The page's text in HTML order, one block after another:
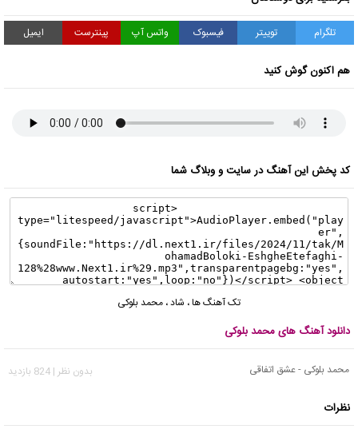
تلگرام توییتر فیسبوک واتس آپ پینترست ایمیل
هم اکنون گوش کنید
کد پخش این آهنگ در سایت و وبلاگ شما
تک آهنگ ها، شاد، محمد بلوکی
دانلود آهنگ های محمد بلوکی
محمد بلوکی - عشق اتفاقی بدون نظر | 824 بازدید
نظرات